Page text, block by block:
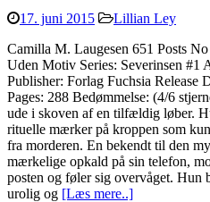
17. juni 2015
Lillian Ley
Camilla M. Laugesen 651 Posts
Uden Motiv Series: Severinsen
Publisher: Forlag Fuchsia Release
Pages: 288 Bedømmelse: (4/6
ude i skoven af en tilfældig løber.
rituelle mærker på kroppen som
fra morderen. En bekendt til den
mærkelige opkald på sin telefon,
posten og føler sig overvåget. Hun
urolig og [Læs mere..]